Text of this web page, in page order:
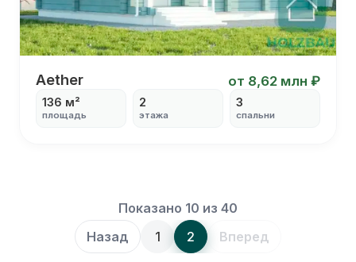
С кабинетом
Дом 9х10
Aether от 8,62 млн ₽
136 м²
площадь
2
этажа
3
спальни
Показано 10 из 40
Назад
1 2 Вперед